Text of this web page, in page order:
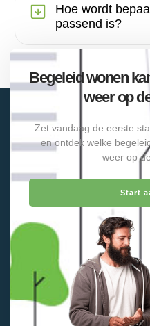
Hoe wordt
passend is?
Begeleid wonen
weer op
Zet vandaag de eerste
en ontdek welke
weer op
Start